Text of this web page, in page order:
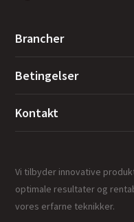
Brancher
Betingelser
Kontakt
Vi tilbyder innovative
optimale resultater og
vores erfarne teknikker.